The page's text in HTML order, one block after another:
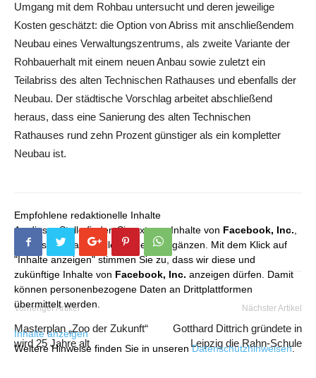
Umgang mit dem Rohbau untersucht und deren jeweilige
Kosten geschätzt: die Option von Abriss mit anschließendem
Neubau eines Verwaltungszentrums, als zweite Variante der
Rohbauerhalt mit einem neuen Anbau sowie zuletzt ein
Teilabriss des alten Technischen Rathauses und ebenfalls der
Neubau. Der städtische Vorschlag arbeitet abschließend
heraus, dass eine Sanierung des alten Technischen
Rathauses rund zehn Prozent günstiger als ein kompletter
Neubau ist.
Empfohlene redaktionelle Inhalte
An dieser Stelle finden Sie externe Inhalte von Facebook, Inc.
die unser redaktionelles Angebot ergänzen. Mit dem Klick auf
"Inhalte anzeigen" stimmen Sie zu, dass wir diese und
zukünftige Inhalte von Facebook, Inc. anzeigen dürfen. Damit
können personenbezogene Daten an Drittplattformen
übermittelt werden.
Inhalte anzeigen
Weitere Hinweise finden Sie in unserenDatenschutzhinweisen.
Vorheriger Artikel
Masterplan „Zoo der Zukunft“
wird 25 Jahre alt
Nächster Artikel
Gotthard Dittrich gründete in
Leipzig die Rahn-Schule